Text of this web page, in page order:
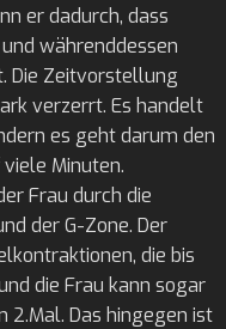
er dadurch, dass
währenddessen
Die Zeitvorstellung
verzerrt. Es handelt
es geht darum den
Minuten.
Frau durch die
der G-Zone. Der
die bis
die Frau kann sogar
2.Mal. Das hingegen ist